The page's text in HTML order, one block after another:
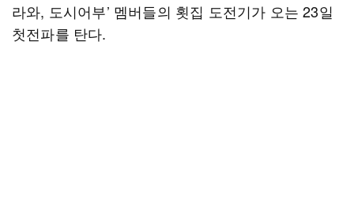
라와, 도시어부’ 멤버들의 횟집 도전기가 오는 23일
첫전파를 탄다.